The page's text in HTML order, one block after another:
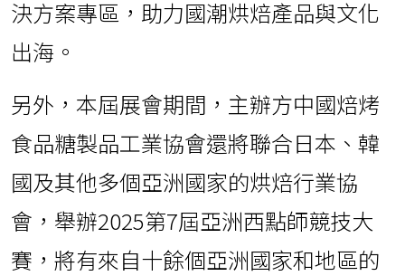
決方案專區，助力國潮烘焙產品與文化
出海。
另外，本屆展會期間，主辦方中國焙烤
食品糖製品工業協會還將聯合日本、韓
國及其他多個亞洲國家的烘焙行業協
會，舉辦2025第7屆亞洲西點師競技大
賽，將有來自十餘個亞洲國家和地區的